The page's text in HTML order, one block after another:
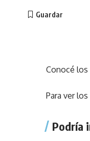
Conocé los
Para ver
Podría